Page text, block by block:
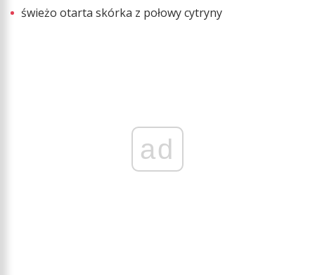
świeżo otarta skórka z połowy cytryny
ad